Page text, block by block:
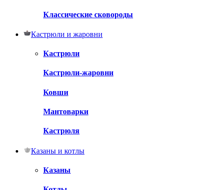
Классические сковороды
Кастрюли и жаровни
Кастрюли
Кастрюли-жаровни
Ковши
Мантоварки
Кастрюля
Казаны и котлы
Казаны